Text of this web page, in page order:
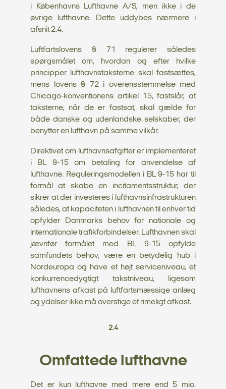
i Københavns Lufthavne A/S, men ikke i de
øvrige lufthavne. Dette uddybes nærmere i
afsnit 2.4.
Luftfartslovens § 71 regulerer således
spørgsmålet om, hvordan og efter hvilke
principper lufthavnstaksterne skal fastsættes,
mens lovens § 72 i overensstemmelse med
Chicago-konventionens artikel 15, fastslår, at
taksterne, når de er fastsat, skal gælde for
både danske og udenlandske selskaber, der
benytter en lufthavn på samme vilkår.
Direktivet om lufthavnsafgifter er implementeret
i BL 9-15 om betaling for anvendelse af
lufthavne. Reguleringsmodellen i BL 9-15 har til
formål at skabe en incitamentsstruktur, der
sikrer at der investeres i lufthavnsinfrastrukturen
således, at kapaciteten i lufthavnen til enhver tid
opfylder Danmarks behov for nationale og
internationale trafikforbindelser. Lufthavnen skal
jævnfør formålet med BL 9-15 opfylde
samfundets behov, være en betydelig hub i
Nordeuropa og have et højt serviceniveau, et
konkurrencedygtigt takstniveau, ligesom
lufthavnens afkast på luftfartsmæssige anlæg
og ydelser ikke må overstige et rimeligt afkast.
2.4
Omfattede lufthavne
Det er kun lufthavne med mere end 5 mio.